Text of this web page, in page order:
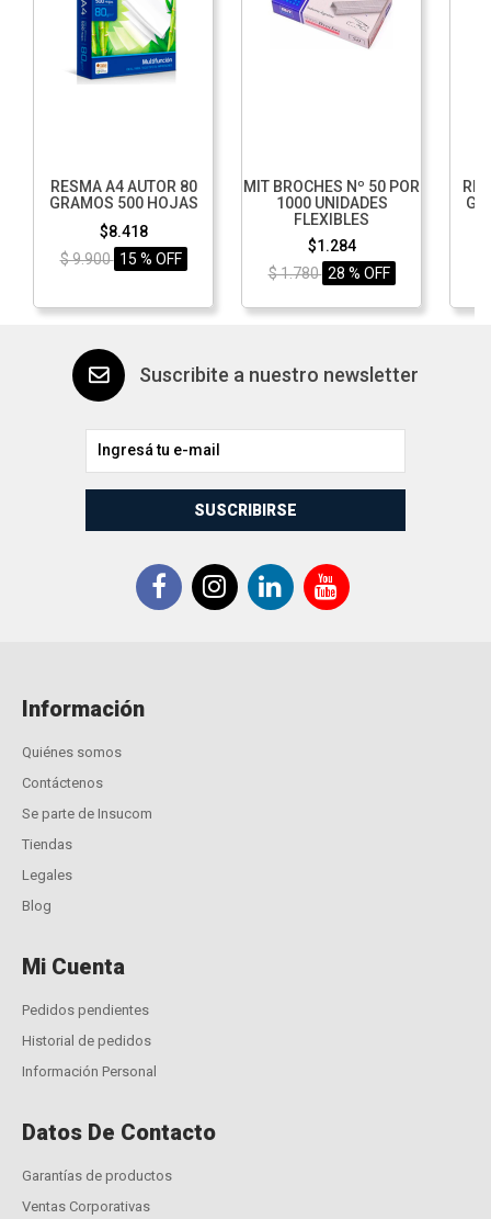
RESMA A4 AUTOR 80
GRAMOS 500 HOJAS
$8.418
$ 9.900 15 % OFF
MIT BROCHES Nº 50 POR
1000 UNIDADES
FLEXIBLES
$1.284
$ 1.780 28 % OFF
Suscribite a nuestro newsletter
SUSCRIBIRSE
Información
Quiénes somos
Contáctenos
Se parte de Insucom
Tiendas
Legales
Blog
Mi Cuenta
Pedidos pendientes
Historial de pedidos
Información Personal
Datos De Contacto
Garantías de productos
Ventas Corporativas